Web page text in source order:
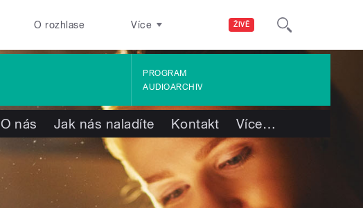
ŽIVĚ
O rozhlase Více
PROGRAM
AUDIOARCHIV
O nás Jak nás naladíte Kontakt Více…